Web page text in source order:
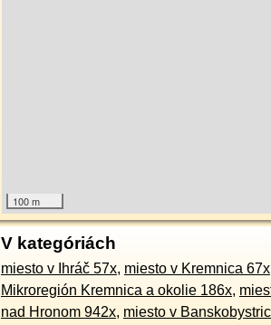
100 m
V kategóriách
miesto v Ihráč 57x, miesto v Kremnica 67x
Mikroregión Kremnica a okolie 186x,
nad Hronom 942x, miesto v